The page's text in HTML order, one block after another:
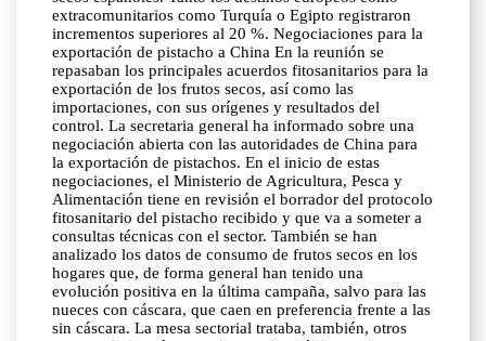
extracomunitarios como Turquía o Egipto registraron
incrementos superiores al 20 %. Negociaciones para la
exportación de pistacho a China En la reunión se
repasaban los principales acuerdos fitosanitarios para la
exportación de los frutos secos, así como las
importaciones, con sus orígenes y resultados del
control. La secretaria general ha informado sobre una
negociación abierta con las autoridades de China para
la exportación de pistachos. En el inicio de estas
negociaciones, el Ministerio de Agricultura, Pesca y
Alimentación tiene en revisión el borrador del protocolo
fitosanitario del pistacho recibido y que va a someter a
consultas técnicas con el sector. También se han
analizado los datos de consumo de frutos secos en los
hogares que, de forma general han tenido una
evolución positiva en la última campaña, salvo para las
nueces con cáscara, que caen en preferencia frente a las
sin cáscara. La mesa sectorial trataba, también, otros